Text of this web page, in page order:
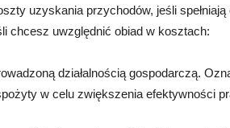
uzyskania przychodów, jeśli
chcesz uwzględnić obiad w kosztach:
działalnością gospodarczą.
w celu zwiększenia efektywności